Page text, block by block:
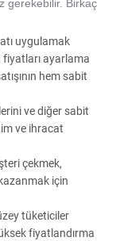
gerekebilir. Birkaç
uygulamak
fiyatları ayarlama
hem sabit
ve diğer sabit
ve ihracat
çekmek,
için
tüketiciler
fiyatlandırma